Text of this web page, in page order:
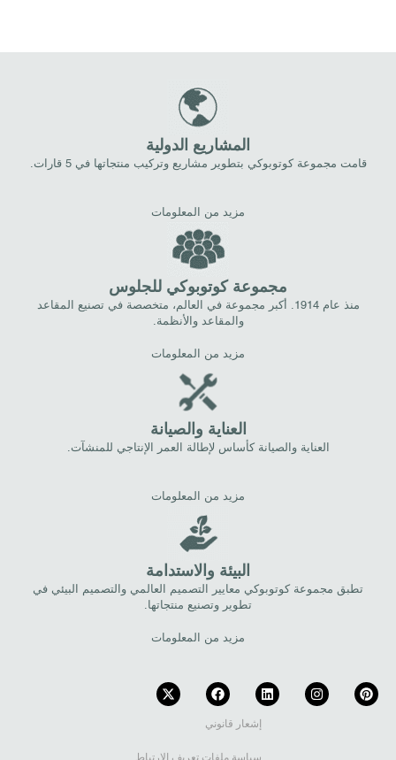
المشاريع الدولية
قامت مجموعة كوتوبوكي بتطوير مشاريع وتركيب منتجاتها في 5 قارات.
مزيد من المعلومات
مجموعة كوتوبوكي للجلوس
منذ عام 1914. أكبر مجموعة في العالم، متخصصة في تصنيع المقاعد
والمقاعد والأنظمة.
مزيد من المعلومات
العناية والصيانة
العناية والصيانة كأساس لإطالة العمر الإنتاجي للمنشآت.
مزيد من المعلومات
البيئة والاستدامة
تطبق مجموعة كوتوبوكي معايير التصميم العالمي والتصميم البيئي في
تطوير وتصنيع منتجاتها.
مزيد من المعلومات
إشعار قانوني